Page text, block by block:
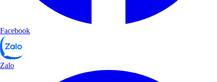
Facebook
Zalo